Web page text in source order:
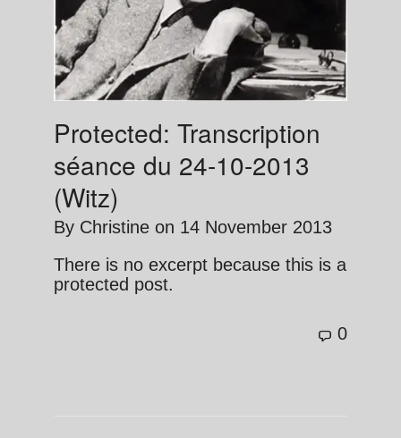
Protected: Transcription
séance du 24-10-2013
(Witz)
By Christine on 14 November 2013
There is no excerpt because this is a
protected post.
0